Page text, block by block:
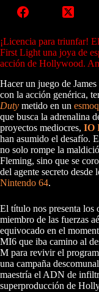
¡Licencia para triunfar!
First Light una joya de
acción de Hollywood.
Hacer un juego de
con la acción genérica,
Duty metido en un
que busca la adrenalina
proyectos mediocres, IO
han asumido el desafío.
no solo rompe la
Fleming, sino que se
del agente secreto desde
Nintendo 64.
El título nos presenta los
miembro de las fuerzas
equivocado en el
MI6 que iba camino al
M para revivir el
una campaña
maestría el ADN de
superproducción de